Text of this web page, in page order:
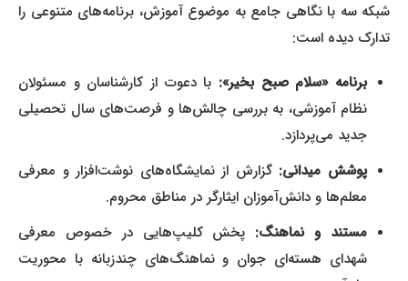
شبکه سه با نگاهی جامع به موضوع آموزش، برنامه‌های متنوعی را
تدارک دیده است:
برنامه «سلام صبح بخیر»:با دعوت از کارشناسان و مسئولان
نظام آموزشی، به بررسی چالش‌ها و فرصت‌های سال تحصیلی
جدید می‌پردازد.
پوشش میدانی:گزارش از نمایشگاه‌های نوشت‌افزار و معرفی
معلم‌ها و دانش‌آموزان ایثارگر در مناطق محروم.
مستند و نماهنگ:پخش کلیپ‌هایی در خصوص معرفی
شهدای هسته‌ای جوان و نماهنگ‌های چندزبانه با محوریت